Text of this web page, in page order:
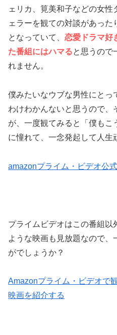
ェリカ、筧美和子などの女
ェラーを観ての対談があっ
となっていて、 恋愛ドラマ好
た番組にはハマると思うので
れません。
僕みたいなウブな男性にとっ
わけわかんないと思うので、
が、一度観てみると「僕もこ
に憧れて、一念発起して人
amazonプライム・ビデオ公
プライムビデオはこの番組以
ような映画も見放題なので
がでしょうか？
Amazonプライム・ビデオで
映画を紹介する